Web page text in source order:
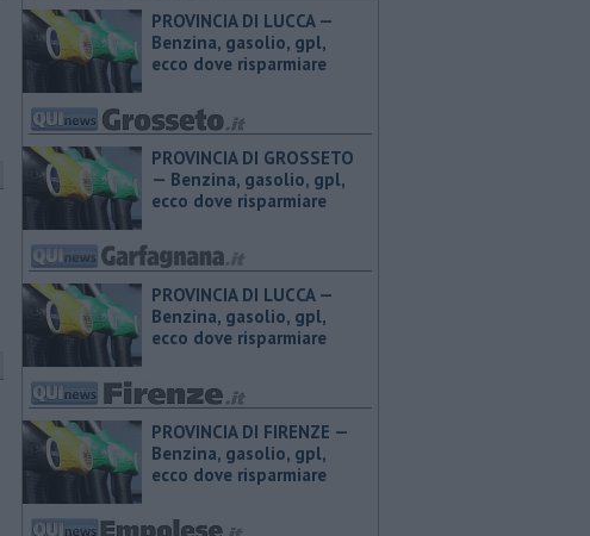
PROVINCIA DI LUCCA — ​
Benzina, gasolio, gpl,
ecco dove risparmiare
PROVINCIA DI GROSSETO
— ​Benzina, gasolio, gpl,
ecco dove risparmiare
PROVINCIA DI LUCCA — ​
Benzina, gasolio, gpl,
ecco dove risparmiare
PROVINCIA DI FIRENZE — ​
Benzina, gasolio, gpl,
ecco dove risparmiare